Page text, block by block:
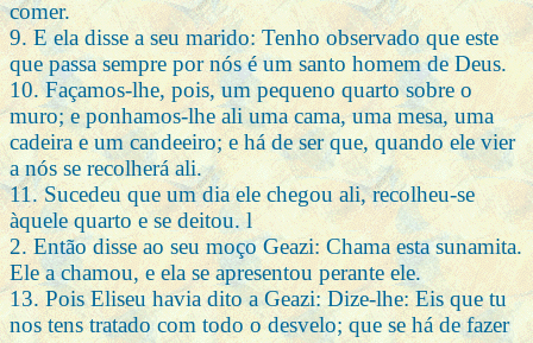
comer.
9. E ela disse a seu marido: Tenho observado que este
que passa sempre por nós é um santo homem de Deus.
10. Façamos-lhe, pois, um pequeno quarto sobre o
muro; e ponhamos-lhe ali uma cama, uma mesa, uma
cadeira e um candeeiro; e há de ser que, quando ele vier
a nós se recolherá ali.
11. Sucedeu que um dia ele chegou ali, recolheu-se
àquele quarto e se deitou. l
2. Então disse ao seu moço Geazi: Chama esta sunamita.
Ele a chamou, e ela se apresentou perante ele.
13. Pois Eliseu havia dito a Geazi: Dize-lhe: Eis que tu
nos tens tratado com todo o desvelo; que se há de fazer